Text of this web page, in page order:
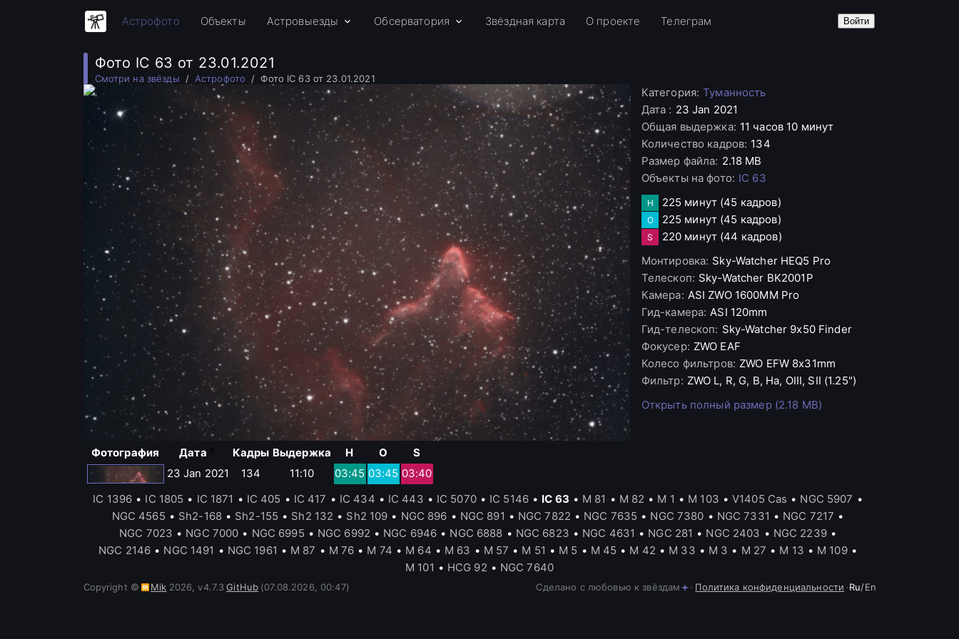
Астрофото Объекты Астровыезды Обсерватория Звёздная карта О проекте Телеграм Войти
Фото IC 63 от 23.01.2021
Смотри на звёзды Астрофото Фото IC 63 от 23.01.2021
Категория: Туманность
Дата : 23 Jan 2021
Общая выдержка: 11 часов 10 минут
Количество кадров: 134
Размер файла: 2.18 MB
Объекты на фото: IC 63
H 225 минут (45 кадров)
O 225 минут (45 кадров)
S 220 минут (44 кадров)
Монтировка: Sky-Watcher HEQ5 Pro
Телескоп: Sky-Watcher BK2001P
Камера: ASI ZWO 1600MM Pro
Гид-камера: ASI 120mm
Гид-телескоп: Sky-Watcher 9x50 Finder
Фокусер: ZWO EAF
Колесо фильтров: ZWO EFW 8x31mm
Фильтр: ZWO L, R, G, B, Ha, OIII, SII (1.25")
Открыть полный размер (2.18 MB)
Фотография Дата Кадры Выдержка H O
S
23 Jan 2021
134 11:10 03:45 03:45 03:40
IC 1396 • IC 1805 • IC 1871 • IC 405 • IC 417 • IC 434 • IC 443 • IC 5070 • IC 5146 • IC 63 • M 81 • M 82 • M 1 • M 103 • V1405 Cas • NGC 5907 •
NGC 4565 • Sh2-168 • Sh2-155 • Sh2 132 • Sh2 109 • NGC 896 • NGC 891 • NGC 7822 • NGC 7635 • NGC 7380 • NGC 7331 • NGC 7217 •
NGC 7023 • NGC 7000 • NGC 6995 • NGC 6992 • NGC 6946 • NGC 6888 • NGC 6823 • NGC 4631 • NGC 281 • NGC 2403 • NGC 2239 •
NGC 2146 • NGC 1491 • NGC 1961 • M 87 • M 76 • M 74 • M 64 • M 63 • M 57 • M 51 • M 5 • M 45 • M 42 • M 33 • M 3 • M 27 • M 13 • M 109 •
M 101 • HCG 92 • NGC 7640
Copyright © Mik 2026 v4.7.3 GitHub (07.08.2026, 00:47) Сделано с любовью к звёздам · Политика конфиденциальности ·Ru/En